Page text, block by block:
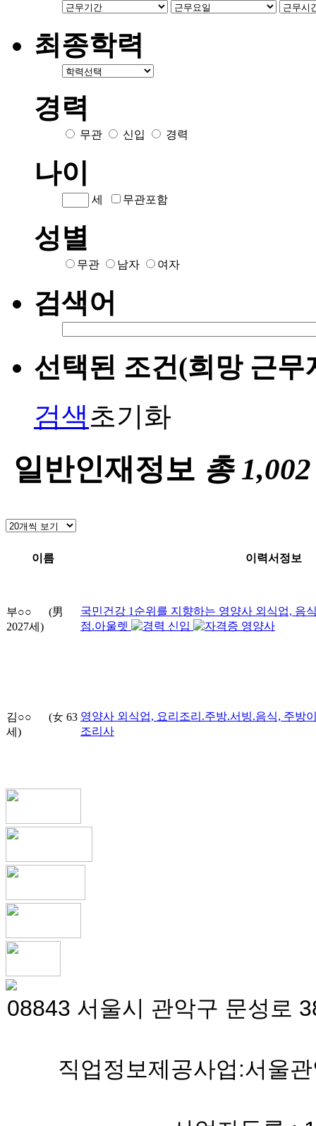
최종학력
경력
무관 신입 경력
나이
세 무관포함
성별
무관 남자 여자
검색어
선택된 조건(희망 근무
검색초기화
일반인재정보 총 1,002
이름 이력서정보
부○○
(男
2027세)
국민건강 1순위를 지향하는 영양사 외식업, 음
점.아울렛
신입 영양사
김○○ (女 63
세)
영양사 외식업, 요리조리.주방.서빙.음식, 주방
조리사
08843 서울시 관악구 문성로
직업정보제공사업:서울